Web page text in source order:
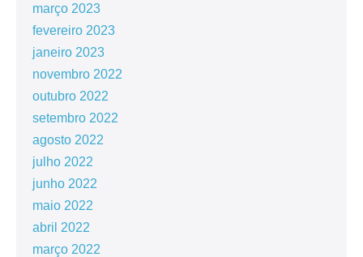
março 2023
fevereiro 2023
janeiro 2023
novembro 2022
outubro 2022
setembro 2022
agosto 2022
julho 2022
junho 2022
maio 2022
abril 2022
março 2022